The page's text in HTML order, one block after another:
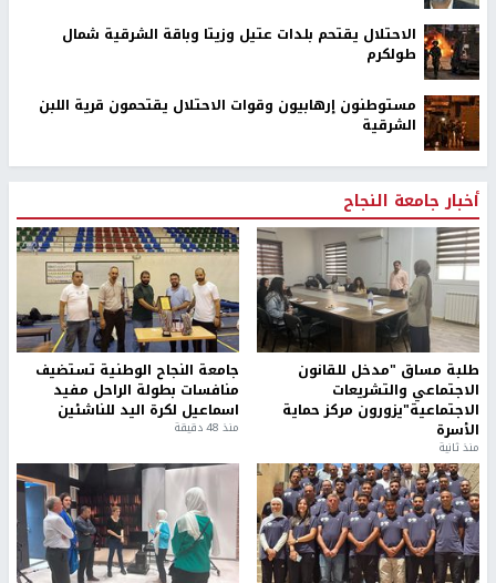
الاحتلال يقتحم بلدات عتيل وزيتا وباقة الشرقية شمال
طولكرم
مستوطنون إرهابيون وقوات الاحتلال يقتحمون قرية اللبن
الشرقية
أخبار جامعة النجاح
طلبة مساق "مدخل للقانون
الاجتماعي والتشريعات
الاجتماعية"يزورون مركز حماية
الأسرة
منذ ثانية
جامعة النجاح الوطنية تستضيف
منافسات بطولة الراحل مفيد
اسماعيل لكرة اليد للناشئين
منذ 48 دقيقة